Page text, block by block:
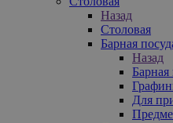
Назад
Столовая
Барная
Назад
Барная
Для